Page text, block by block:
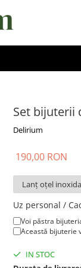
Set bijuterii
Delirium
190,00 RON
Uz personal /
Voi păstra
Această bijuterie
IN STOC